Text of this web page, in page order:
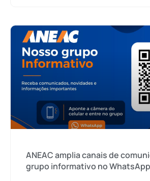
ANEAC amplia canais de
grupo informativo no WhatsApp